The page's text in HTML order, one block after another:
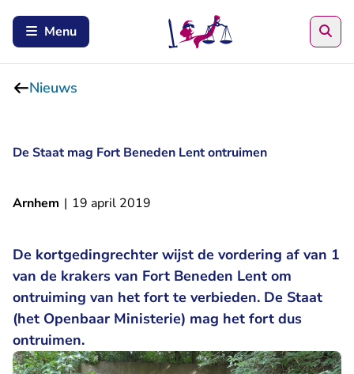
Menu
Nieuws
De Staat mag Fort Beneden Lent ontruimen
Arnhem | 19 april 2019
De kortgedingrechter wijst de vordering af van 1
van de krakers van Fort Beneden Lent om
ontruiming van het fort te verbieden. De Staat
(het Openbaar Ministerie) mag het fort dus
ontruimen.